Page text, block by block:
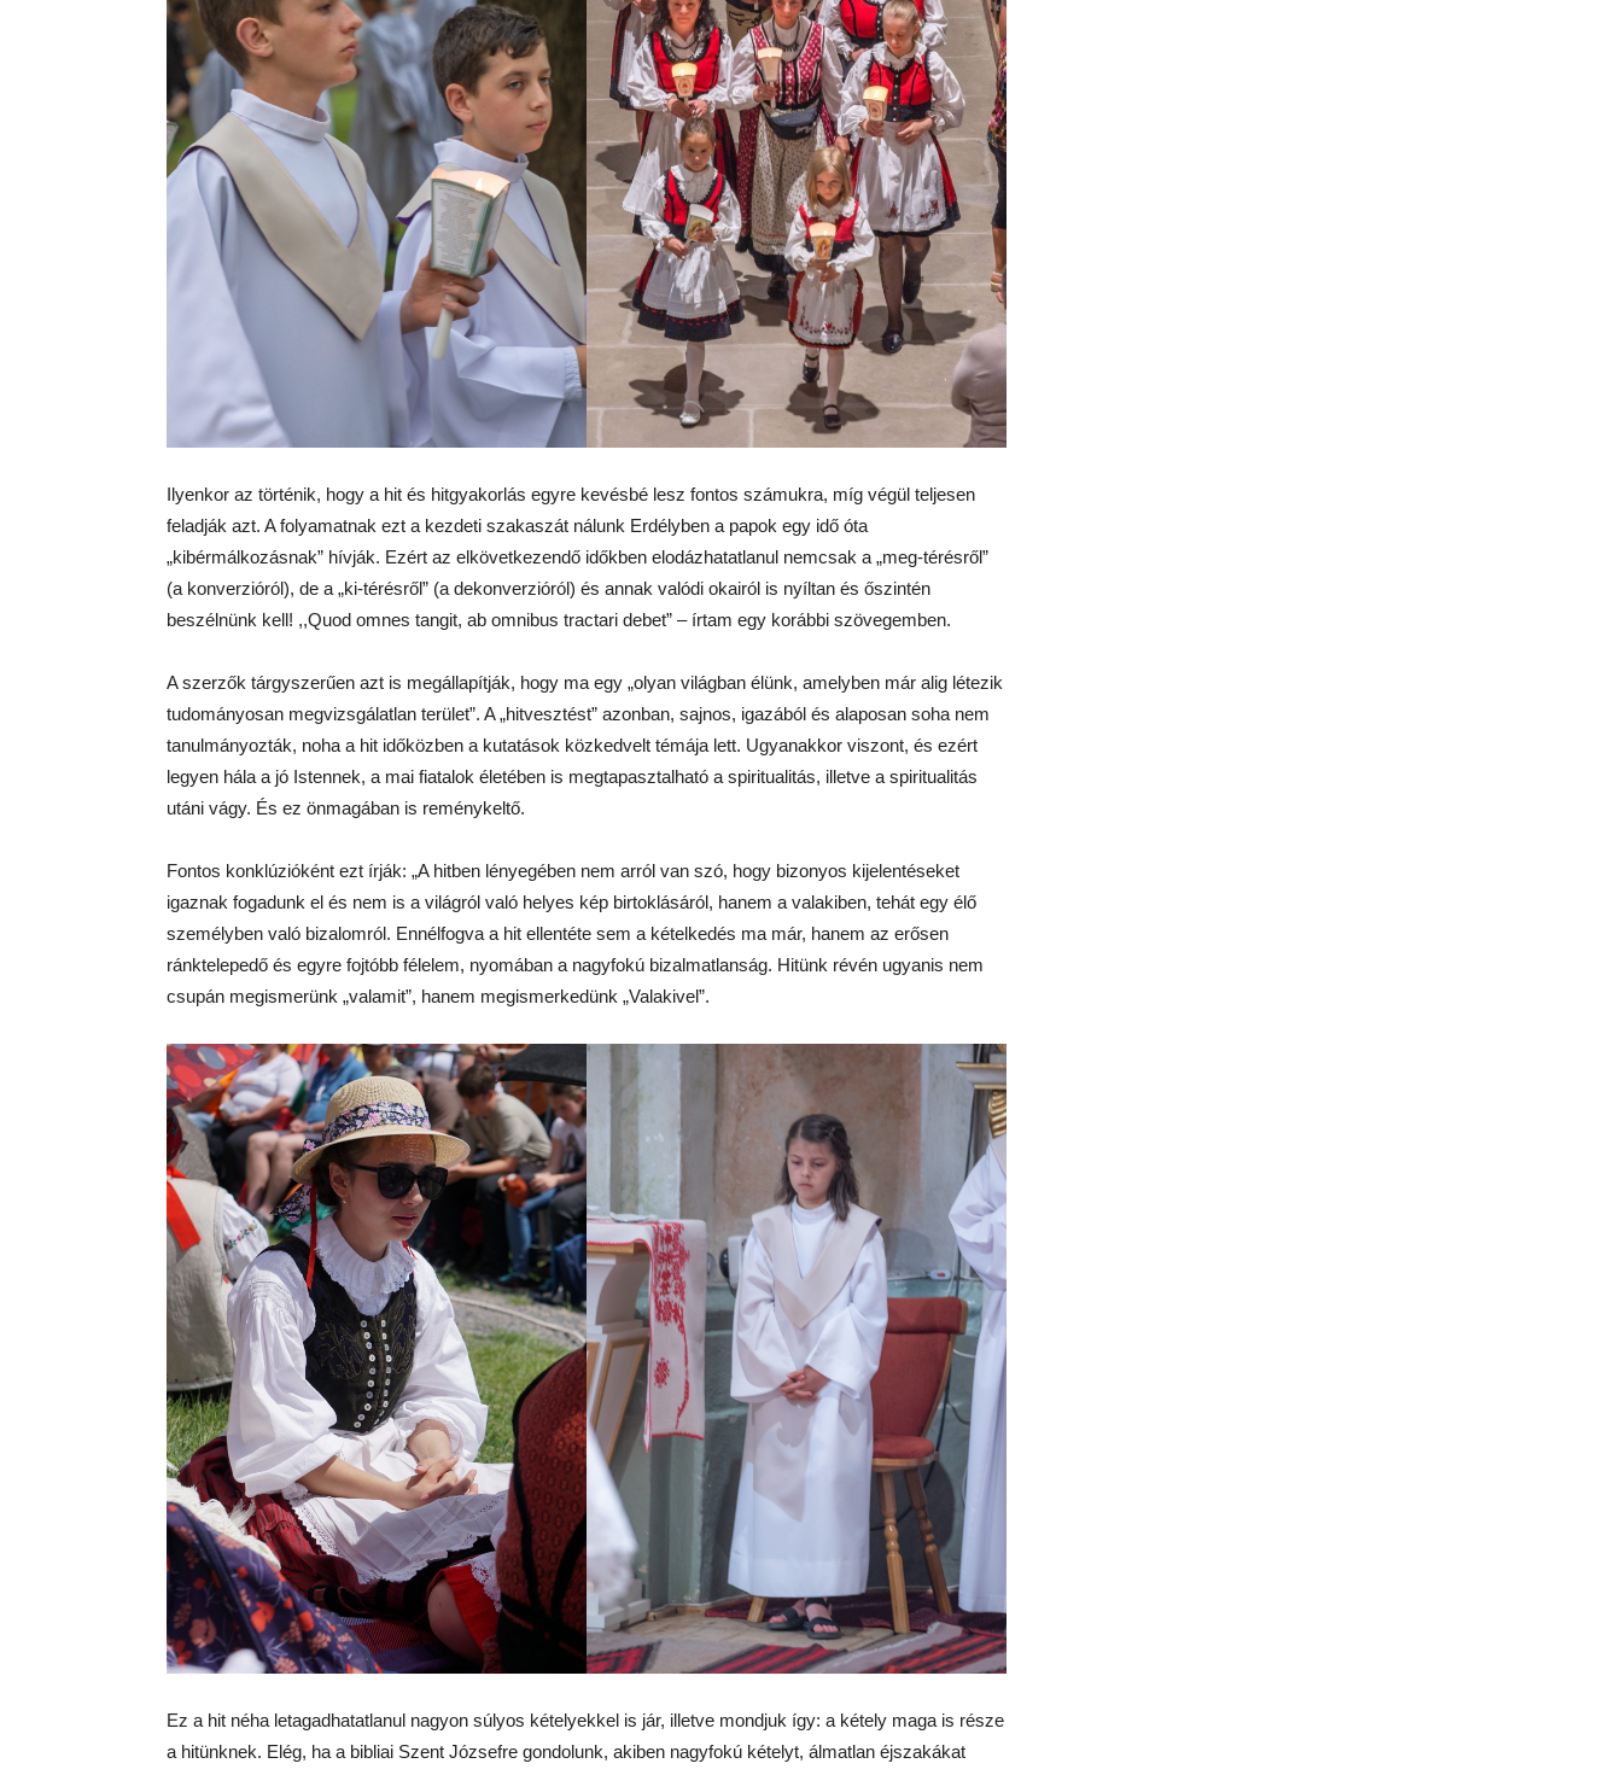
Ilyenkor az történik, hogy a hit és hitgyakorlás egyre kevésbé lesz fontos számukra, míg végül teljesen
feladják azt. A folyamatnak ezt a kezdeti szakaszát nálunk Erdélyben a papok egy idő óta
„kibérmálkozásnak” hívják. Ezért az elkövetkezendő időkben elodázhatatlanul nemcsak a „meg-térésről”
(a konverzióról), de a „ki-térésről” (a dekonverzióról) és annak valódi okairól is nyíltan és őszintén
beszélnünk kell! ,,Quod omnes tangit, ab omnibus tractari debet” – írtam egy korábbi szövegemben.
A szerzők tárgyszerűen azt is megállapítják, hogy ma egy „olyan világban élünk, amelyben már alig létezik
tudományosan megvizsgálatlan terület”. A „hitvesztést” azonban, sajnos, igazából és alaposan soha nem
tanulmányozták, noha a hit időközben a kutatások közkedvelt témája lett. Ugyanakkor viszont, és ezért
legyen hála a jó Istennek, a mai fiatalok életében is megtapasztalható a spiritualitás, illetve a spiritualitás
utáni vágy. És ez önmagában is reménykeltő.
Fontos konklúzióként ezt írják: „A hitben lényegében nem arról van szó, hogy bizonyos kijelentéseket
igaznak fogadunk el és nem is a világról való helyes kép birtoklásáról, hanem a valakiben, tehát egy élő
személyben való bizalomról. Ennélfogva a hit ellentéte sem a kételkedés ma már, hanem az erősen
ránktelepedő és egyre fojtóbb félelem, nyomában a nagyfokú bizalmatlanság. Hitünk révén ugyanis nem
csupán megismerünk „valamit”, hanem megismerkedünk „Valakivel”.
Ez a hit néha letagadhatatlanul nagyon súlyos kételyekkel is jár, illetve mondjuk így: a kétely maga is része
a hitünknek. Elég, ha a bibliai Szent Józsefre gondolunk, akiben nagyfokú kételyt, álmatlan éjszakákat